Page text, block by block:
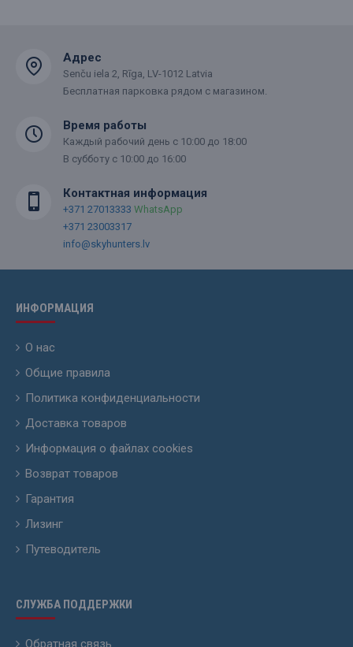
Адрес
Senču iela 2, Rīga, LV-1012 Latvia
Бесплатная парковка рядом с магазином.
Время работы
Каждый рабочий день с 10:00 до 18:00
В субботу с 10:00 до 16:00
Контактная информация
+371 27013333 WhatsApp
+371 23003317
info@skyhunters.lv
ИНФОРМАЦИЯ
О нас
Общие правила
Политика конфиденциальности
Доставка товаров
Информация о файлах cookies
Возврат товаров
Гарантия
Лизинг
Путеводитель
СЛУЖБА ПОДДЕРЖКИ
Обратная связь